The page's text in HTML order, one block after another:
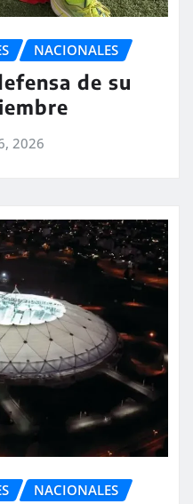
NACIONALES
de su
2026
NACIONALES